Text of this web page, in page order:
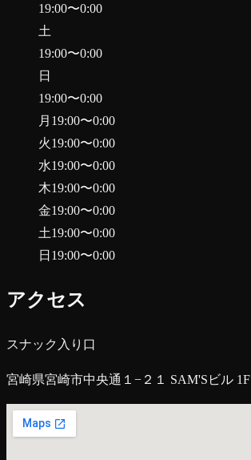
19:00〜0:00
土
19:00〜0:00
日
19:00〜0:00
月 19:00〜0:00
火19:00〜0:00
水19:00〜0:00
木19:00〜0:00
金19:00〜0:00
土19:00〜0:00
日 19:00〜0:00
アクセス
スナック入り口
宮崎県宮崎市中央通１−２１ SAM'Sビル 1F